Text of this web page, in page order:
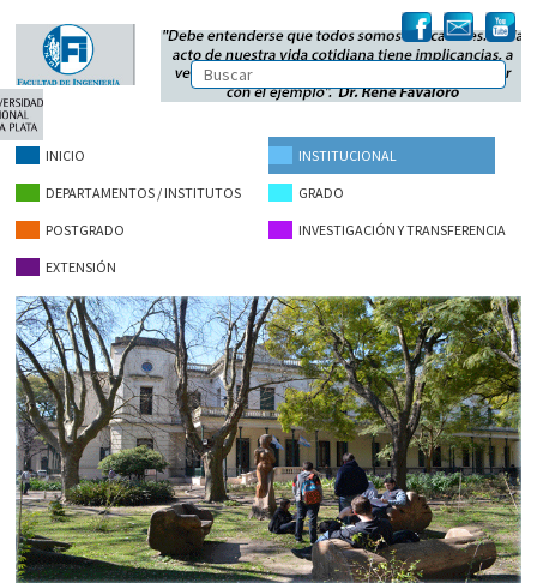
INICIO INSTITUCIONAL
DEPARTAMENTOS / INSTITUTOS GRADO
POSTGRADO INVESTIGACIÓN Y TRANSFERENCIA
EXTENSIÓN